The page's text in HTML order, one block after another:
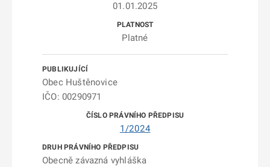
01.01.2025
Platné
Obec Huštěnovice
IČO: 00290971
1/2024
Obecně závazná vyhláška